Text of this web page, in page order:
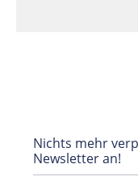
Nichts mehr
Newsletter an!